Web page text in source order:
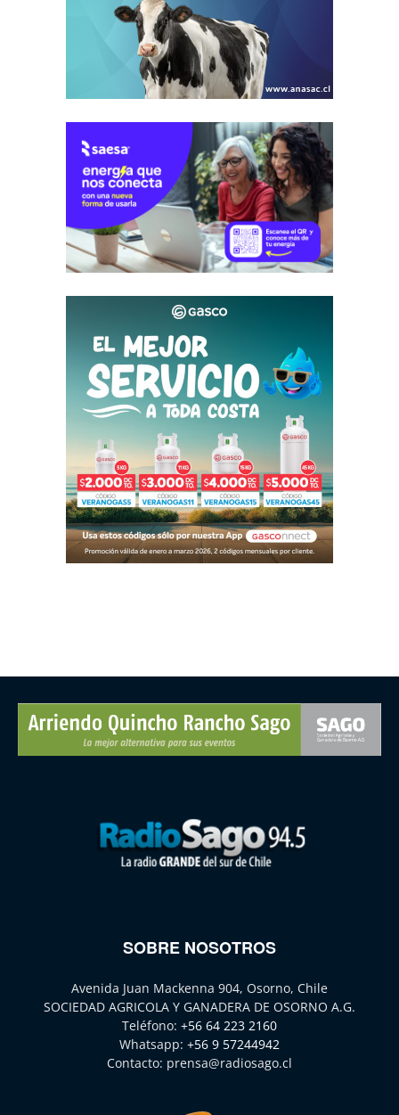
SOBRE NOSOTROS
Avenida Juan Mackenna 904, Osorno, Chile
SOCIEDAD AGRICOLA Y GANADERA DE OSORNO A.G.
Teléfono: +56 64 223 2160
Whatsapp: +56 9 57244942
Contacto: prensa@radiosago.cl